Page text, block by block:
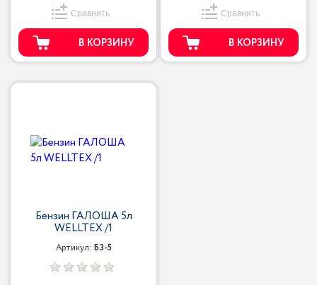
Сравнить
В КОРЗИНУ
Сравнить
В КОРЗИНУ
Бензин ГАЛОША 5л
WELLTEX /1
Артикул: БЗ-5